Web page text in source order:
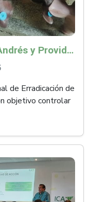
La OMSA reconoció a San Andrés y Providencia como zona libre de Peste Porcina Clásica (PPC)
de Erradicación de
objetivo controlar